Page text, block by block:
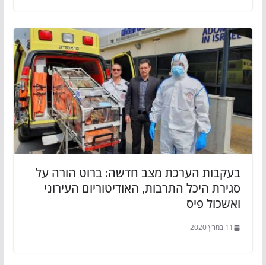
בעקבות הערכת מצב חדשה: ברוט הורה על
סגירת היכל התרבות, האודיטוריום העירוני
ואשכול פיס
11 במרץ 2020